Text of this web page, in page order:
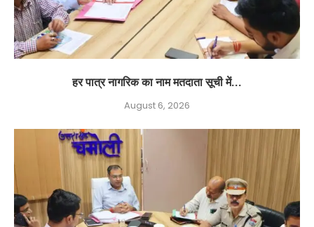
हर पात्र नागरिक का नाम मतदाता सूची में...
August 6, 2026